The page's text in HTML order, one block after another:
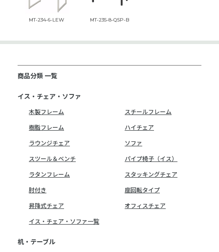
MT-234-6-LEW MT-235-8-QSP-B
商品分類 一覧
イス・チェア・ソファ
木製フレーム
スチールフレーム
樹脂フレーム
ハイチェア
ラウンジチェア
ソファ
スツール＆ベンチ
パイプ椅子（イス）
ラタンフレーム
スタッキングチェア
肘付き
座回転タイプ
昇降式チェア
オフィスチェア
イス・チェア・ソファ一覧
机・テーブル